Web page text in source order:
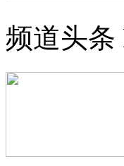
频道头条